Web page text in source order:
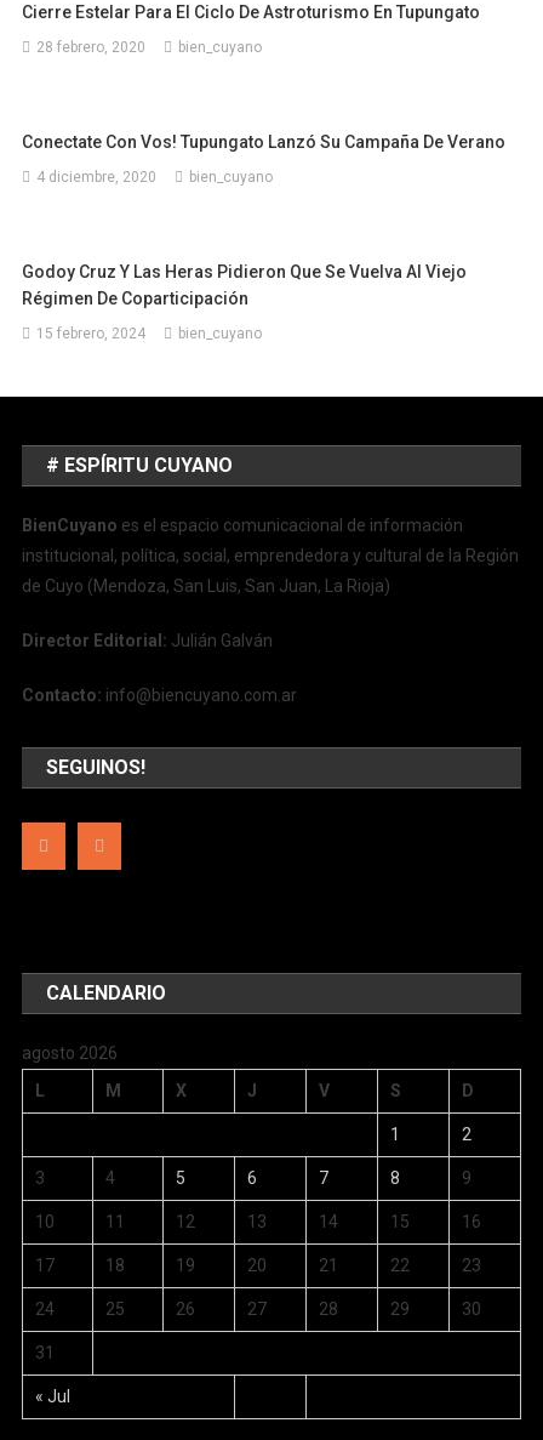
Cierre Estelar Para El Ciclo De Astroturismo En Tupungato
28 febrero, 2020 bien_cuyano
Conectate Con Vos! Tupungato Lanzó Su Campaña De Verano
4 diciembre, 2020 bien_cuyano
Godoy Cruz Y Las Heras Pidieron Que Se Vuelva Al Viejo
Régimen De Coparticipación
15 febrero, 2024 bien_cuyano
# ESPÍRITU CUYANO
BienCuyano es el espacio comunicacional de información
institucional, política, social, emprendedora y cultural de la Región
de Cuyo (Mendoza, San Luis, San Juan, La Rioja)
Director Editorial: Julián Galván
Contacto: info@biencuyano.com.ar
SEGUINOS!
CALENDARIO
agosto 2026
L
M X J V S D
« Jul
1 2
3 4 5 6 7 8 9
10 11 12 13 14 15 16
17 18 19 20 21 22 23
24 25 26 27 28 29 30
31